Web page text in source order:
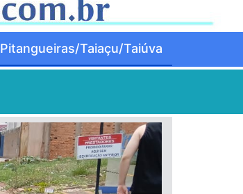
Pitangueiras/Taiaçu/Taiúva